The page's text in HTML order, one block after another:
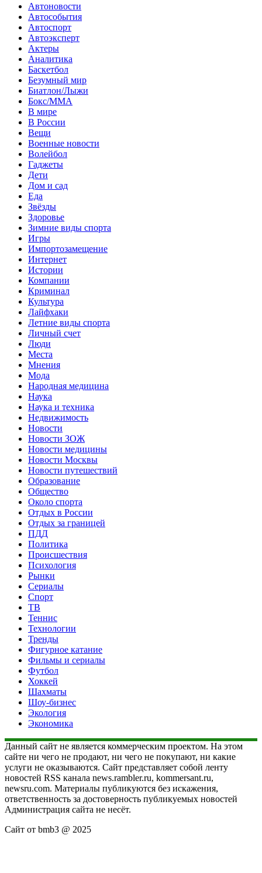
Автоновости
Автособытия
Автоспорт
Автоэксперт
Актеры
Аналитика
Баскетбол
Безумный мир
Биатлон/Лыжи
Бокс/MMA
В мире
В России
Вещи
Военные новости
Волейбол
Гаджеты
Дети
Дом и сад
Еда
Звёзды
Здоровье
Зимние виды спорта
Игры
Импортозамещение
Интернет
Истории
Компании
Криминал
Культура
Лайфхаки
Летние виды спорта
Личный счет
Люди
Места
Мнения
Мода
Народная медицина
Наука
Наука и техника
Недвижимость
Новости
Новости ЗОЖ
Новости медицины
Новости Москвы
Новости путешествий
Образование
Общество
Около спорта
Отдых в России
Отдых за границей
ПДД
Политика
Происшествия
Психология
Рынки
Сериалы
Спорт
ТВ
Теннис
Технологии
Тренды
Фигурное катание
Фильмы и сериалы
Футбол
Хоккей
Шахматы
Шоу-бизнес
Экология
Экономика
Данный сайт не является коммерческим проектом. На этом
сайте ни чего не продают, ни чего не покупают, ни какие
услуги не оказываются. Сайт представляет собой ленту
новостей RSS канала news.rambler.ru, kommersant.ru,
newsru.com. Материалы публикуются без искажения,
ответственность за достоверность публикуемых новостей
Администрация сайта не несёт.
Сайт от bmb3 @ 2025